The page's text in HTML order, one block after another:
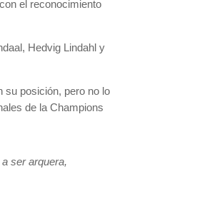
el reconocimiento
Hedvig Lindahl y
su posición, pero no lo
de la Champions
ser arquera,